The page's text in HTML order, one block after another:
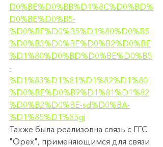
D0%BE%D0%BB%D1%8C%D0%BD%
D0%BE%D0%B5-
%D0%BF%D0%B5%D1%80%D0%B5
%D0%B3%D0%BE%D0%B2%D0%BE
%D1%80%D0%BD%D0%BE%D0%B5
-
%D1%83%D1%81%D1%82%D1%80
%D0%BE%D0%B9%D1%81%D1%82
%D0%B2%D0%BE-sd%D0%BA-
%D1%85%D1%85gi
Также была реализовна связь с ГГС
"Орех", применяющимся для связи